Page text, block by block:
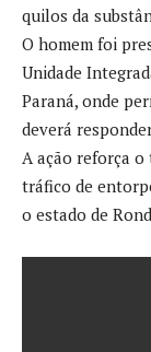
quilos da
O homem foi
Unidade
Paraná, onde
deverá
A ação reforça
tráfico de
o estado de